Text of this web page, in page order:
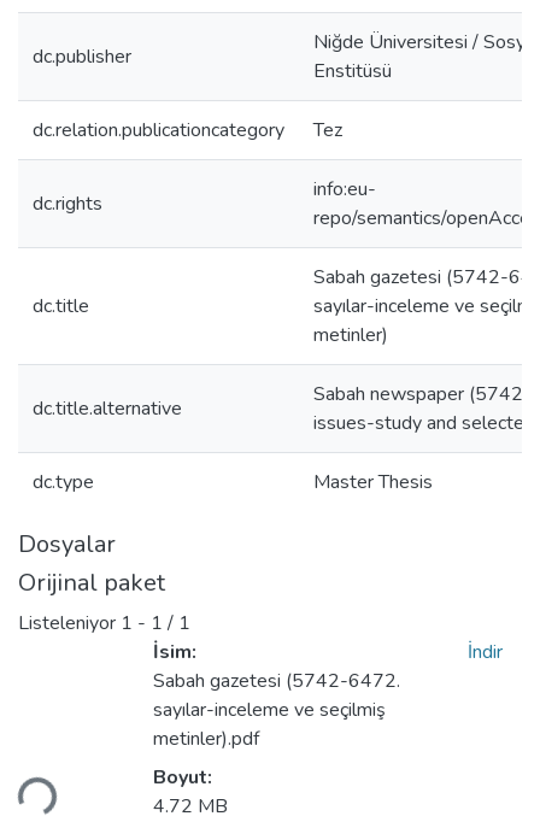
dc.publisher
Niğde Üniversitesi /
Enstitüsü
dc.relation.publicationcategory Tez
dc.rights
info:eu-
repo/semantics/
dc.title
Sabah gazetesi (5742-
sayılar-inceleme ve
metinler)
dc.title.alternative
Sabah newspaper (5742-
issues-study and
dc.type Master Thesis
Dosyalar
Orijinal paket
Listeleniyor 1 - 1 / 1
İsim:
Sabah gazetesi (5742-6472.
sayılar-inceleme ve seçilmiş
metinler).pdf
Boyut:
4.72 MB
İndir